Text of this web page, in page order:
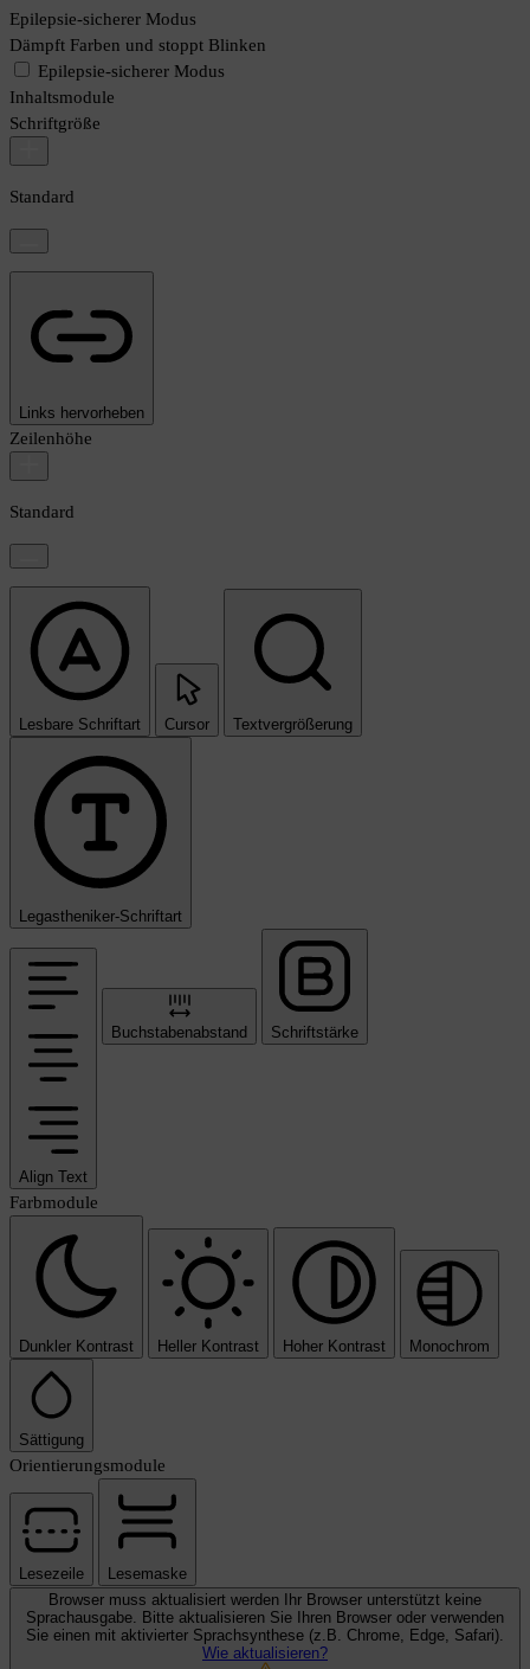
Epilepsie-sicherer Modus
Dämpft Farben und stoppt Blinken
Epilepsie-sicherer Modus
Inhaltsmodule
Schriftgröße
Standard
Links hervorheben
Zeilenhöhe
Standard
Lesbare Schriftart Cursor Textvergrößerung
Legastheniker-Schriftart
Align Text
Buchstabenabstand Schriftstärke
Farbmodule
Dunkler Kontrast Heller Kontrast Hoher Kontrast Monochrom
Sättigung
Orientierungsmodule
Lesezeile
Lesemaske
Browser muss aktualisiert werden
Ihr Browser unterstützt keine
Sprachausgabe. Bitte aktualisieren Sie Ihren Browser oder verwenden
Sie einen mit aktivierter Sprachsynthese (z.B. Chrome, Edge, Safari).
Wie aktualisieren?